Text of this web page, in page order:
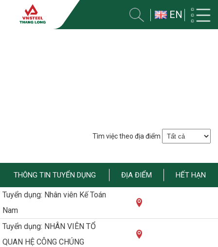
EN
Tìm việc theo địa điểm
THÔNG TIN TUYỂN DỤNG ĐỊA ĐIỂM HẾT HẠN
Tuyển dụng: Nhân viên Kế Toán
Nam
Tuyển dụng: NHÂN VIÊN TỔ
QUAN HỆ CÔNG CHÚNG